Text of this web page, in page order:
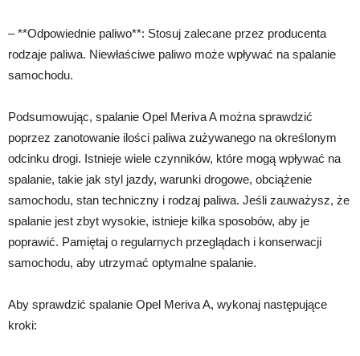
– **Odpowiednie paliwo**: Stosuj zalecane przez producenta
rodzaje paliwa. Niewłaściwe paliwo może wpływać na spalanie
samochodu.
Podsumowując, spalanie Opel Meriva A można sprawdzić
poprzez zanotowanie ilości paliwa zużywanego na określonym
odcinku drogi. Istnieje wiele czynników, które mogą wpływać na
spalanie, takie jak styl jazdy, warunki drogowe, obciążenie
samochodu, stan techniczny i rodzaj paliwa. Jeśli zauważysz, że
spalanie jest zbyt wysokie, istnieje kilka sposobów, aby je
poprawić. Pamiętaj o regularnych przeglądach i konserwacji
samochodu, aby utrzymać optymalne spalanie.
Aby sprawdzić spalanie Opel Meriva A, wykonaj następujące
kroki: